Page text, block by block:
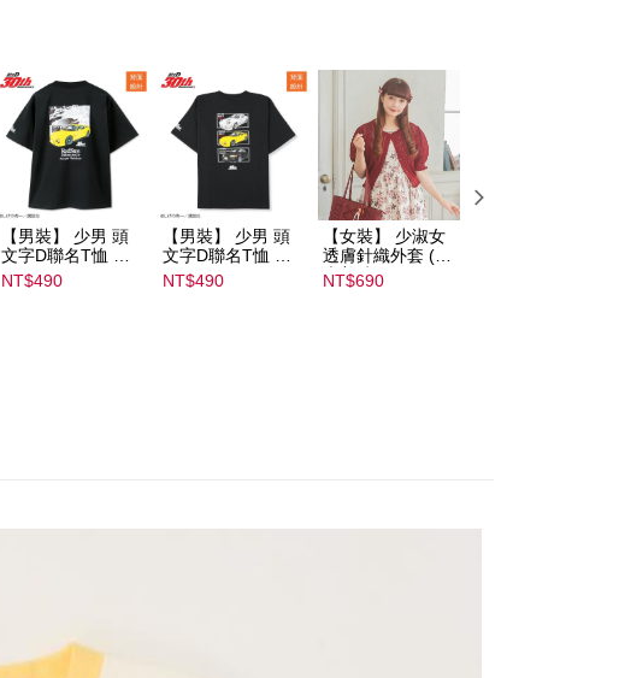
NT$1,500 atau lebih
宅配
NT$80/pesanan | Penghantaran percuma untuk pesanan
NT$1,500 atau lebih
【男裝】 少男 頭
文字D聯名T恤 ｜
07102B01232000
15434
NT$490
【男裝】 少男 頭
文字D聯名T恤 ｜
07102B01232000
15437
NT$490
【女裝】 少淑女
透膚針織外套 (青
木美沙子m♡petit
by misako)｜
NT$690